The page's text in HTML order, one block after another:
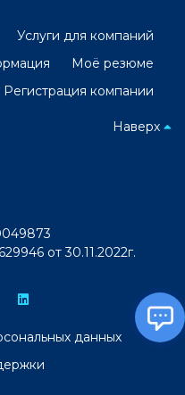
Услуги для компаний
Моё резюме
Регистрация компании
Наверх
от 30.11.2022г.
данных